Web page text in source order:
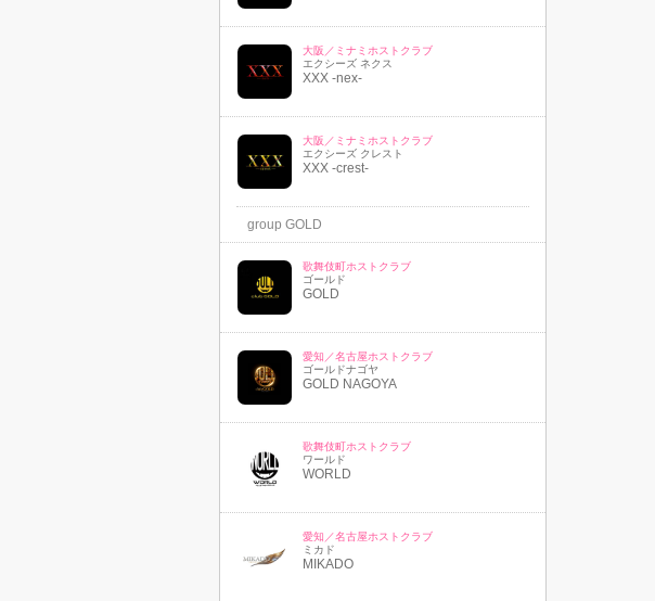
大阪／ミナミホストクラブ
エクシーズ ネクス
XXX -nex-
大阪／ミナミホストクラブ
エクシーズ クレスト
XXX -crest-
group GOLD
歌舞伎町ホストクラブ
ゴールド
GOLD
愛知／名古屋ホストクラブ
ゴールドナゴヤ
GOLD NAGOYA
歌舞伎町ホストクラブ
ワールド
WORLD
愛知／名古屋ホストクラブ
ミカド
MIKADO